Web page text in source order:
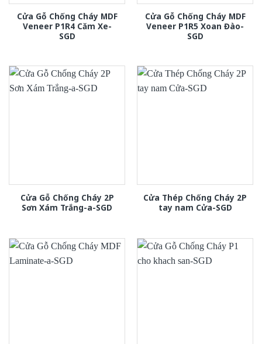
Cửa Gỗ Chống Cháy MDF
Veneer P1R4 Căm Xe-
SGD
Cửa Gỗ Chống Cháy MDF
Veneer P1R5 Xoan Đào-
SGD
Cửa Gỗ Chống Cháy 2P
Sơn Xám Trắng-a-SGD
Cửa Thép Chống Cháy 2P
tay nam Cửa-SGD